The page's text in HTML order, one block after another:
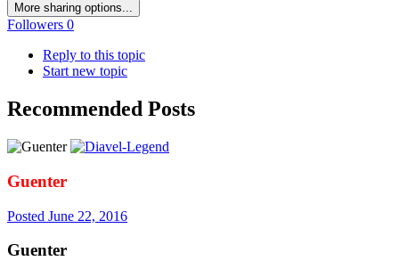
More sharing options...
Followers 0
Reply to this topic
Start new topic
Recommended Posts
Guenter
Posted June 22, 2016
Guenter